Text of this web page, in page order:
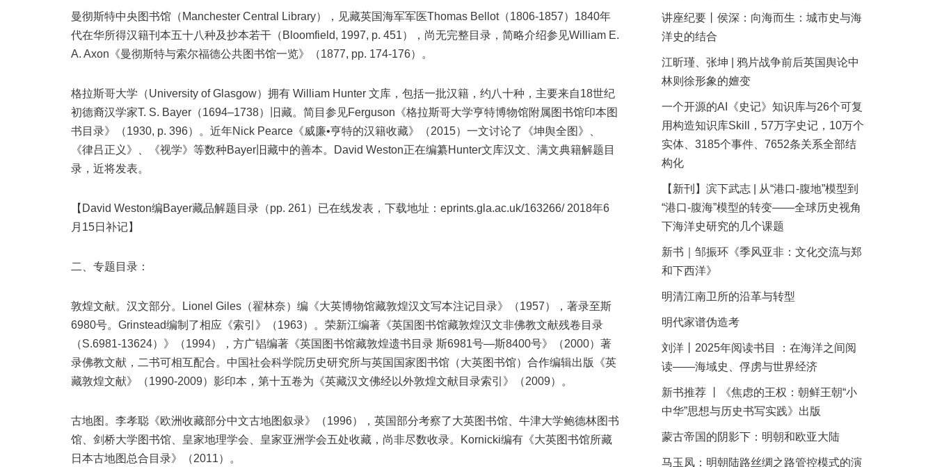
曼彻斯特中央图书馆（Manchester Central Library），见藏英国海军军医Thomas Bellot（1806-1857）1840年
代在华所得汉籍刊本五十八种及抄本若干（Bloomfield, 1997, p. 451），尚无完整目录，简略介绍参见William E.
A. Axon《曼彻斯特与索尔福德公共图书馆一览》（1877, pp. 174-176）。
格拉斯哥大学（University of Glasgow）拥有 William Hunter 文库，包括一批汉籍，约八十种，主要来自18世纪
初德裔汉学家T. S. Bayer（1694–1738）旧藏。简目参见Ferguson《格拉斯哥大学亨特博物馆附属图书馆印本图
书目录》（1930, p. 396）。近年Nick Pearce《威廉•亨特的汉籍收藏》（2015）一文讨论了《坤舆全图》、
《律吕正义》、《视学》等数种Bayer旧藏中的善本。David Weston正在编纂Hunter文库汉文、满文典籍解题目
录，近将发表。
【David Weston编Bayer藏品解题目录（pp. 261）已在线发表，下载地址：eprints.gla.ac.uk/163266/ 2018年6
月15日补记】
二、专题目录：
敦煌文献。汉文部分。Lionel Giles（翟林奈）编《大英博物馆藏敦煌汉文写本注记目录》（1957），著录至斯
6980号。Grinstead编制了相应《索引》（1963）。荣新江编著《英国图书馆藏敦煌汉文非佛教文献残卷目录
（S.6981-13624）》（1994），方广锠编著《英国图书馆藏敦煌遗书目录 斯6981号—斯8400号》（2000）著
录佛教文献，二书可相互配合。中国社会科学院历史研究所与英国国家图书馆（大英图书馆）合作编辑出版《英
藏敦煌文献》（1990-2009）影印本，第十五卷为《英藏汉文佛经以外敦煌文献目录索引》（2009）。
古地图。李孝聪《欧洲收藏部分中文古地图叙录》（1996），英国部分考察了大英图书馆、牛津大学鲍德林图书
馆、剑桥大学图书馆、皇家地理学会、皇家亚洲学会五处收藏，尚非尽数收录。Kornicki编有《大英图书馆所藏
日本古地图总合目录》（2011）。
讲座纪要丨侯深：向海而生：城市史与海
洋史的结合
江昕瑾、张坤 | 鸦片战争前后英国舆论中
林则徐形象的嬗变
一个开源的AI《史记》知识库与26个可复
用构造知识库Skill，57万字史记，10万个
实体、3185个事件、7652条关系全部结
构化
【新刊】滨下武志 | 从“港口-腹地”模型到
“港口-腹海”模型的转变——全球历史视角
下海洋史研究的几个课题
新书｜邹振环《季风亚非：文化交流与郑
和下西洋》
明清江南卫所的沿革与转型
明代家谱伪造考
刘洋丨2025年阅读书目 ：在海洋之间阅
读——海域史、俘虏与世界经济
新书推荐 丨《焦虑的王权：朝鲜王朝“小
中华”思想与历史书写实践》出版
蒙古帝国的阴影下：明朝和欧亚大陆
马玉凤：明朝陆路丝绸之路管控模式的演